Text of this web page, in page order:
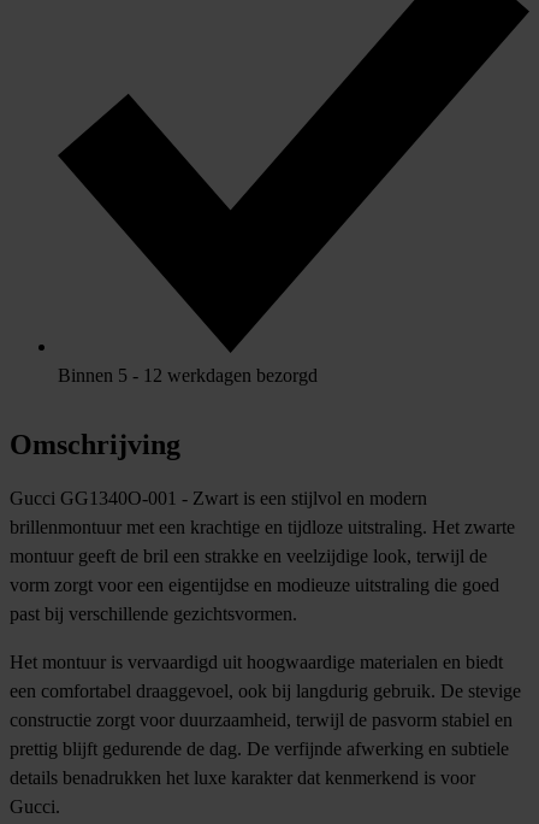
Binnen 5 - 12 werkdagen bezorgd
Omschrijving
Gucci GG1340O-001 - Zwart is een stijlvol en modern
brillenmontuur met een krachtige en tijdloze uitstraling. Het zwarte
montuur geeft de bril een strakke en veelzijdige look, terwijl de
vorm zorgt voor een eigentijdse en modieuze uitstraling die goed
past bij verschillende gezichtsvormen.
Het montuur is vervaardigd uit hoogwaardige materialen en biedt
een comfortabel draaggevoel, ook bij langdurig gebruik. De stevige
constructie zorgt voor duurzaamheid, terwijl de pasvorm stabiel en
prettig blijft gedurende de dag. De verfijnde afwerking en subtiele
details benadrukken het luxe karakter dat kenmerkend is voor
Gucci.